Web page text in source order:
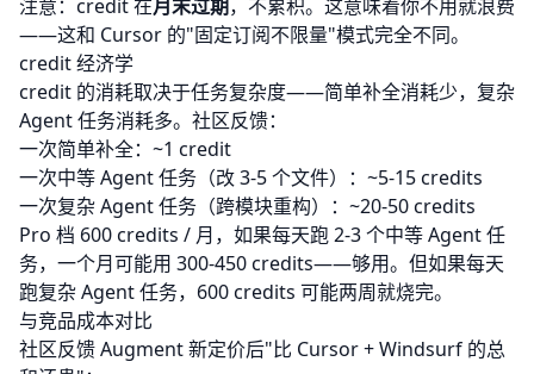
注意：credit 在月末过期，不累积。这意味着你不用就浪费
——这和 Cursor 的"固定订阅不限量"模式完全不同。
credit 经济学
credit 的消耗取决于任务复杂度——简单补全消耗少，复杂
Agent 任务消耗多。社区反馈：
一次简单补全：~1 credit
一次中等 Agent 任务（改 3-5 个文件）：~5-15 credits
一次复杂 Agent 任务（跨模块重构）：~20-50 credits
Pro 档 600 credits / 月，如果每天跑 2-3 个中等 Agent 任
务，一个月可能用 300-450 credits——够用。但如果每天
跑复杂 Agent 任务，600 credits 可能两周就烧完。
与竞品成本对比
社区反馈 Augment 新定价后"比 Cursor + Windsurf 的总